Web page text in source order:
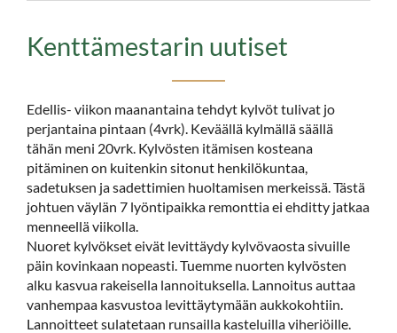
Kenttämestarin uutiset
Edellis- viikon maanantaina tehdyt kylvöt tulivat jo
perjantaina pintaan (4vrk). Keväällä kylmällä säällä
tähän meni 20vrk. Kylvösten itämisen kosteana
pitäminen on kuitenkin sitonut henkilökuntaa,
sadetuksen ja sadettimien huoltamisen merkeissä. Tästä
johtuen väylän 7 lyöntipaikka remonttia ei ehditty jatkaa
menneellä viikolla.
Nuoret kylvökset eivät levittäydy kylvövaosta sivuille
päin kovinkaan nopeasti. Tuemme nuorten kylvösten
alku kasvua rakeisella lannoituksella. Lannoitus auttaa
vanhempaa kasvustoa levittäytymään aukkokohtiin.
Lannoitteet sulatetaan runsailla kasteluilla viheriöille.